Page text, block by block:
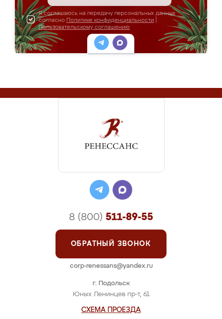
Я соглашаюсь на передачу персональных данных
согласно Политике конфиденциальности
Пользовательскому соглашению
г. Подольск
Юных Ленинцев пр-т, 61
СХЕМА ПРОЕЗДА
8 (800) 511-89-55
ОБРАТНЫЙ ЗВОНОК
corp-renessans@yandex.ru